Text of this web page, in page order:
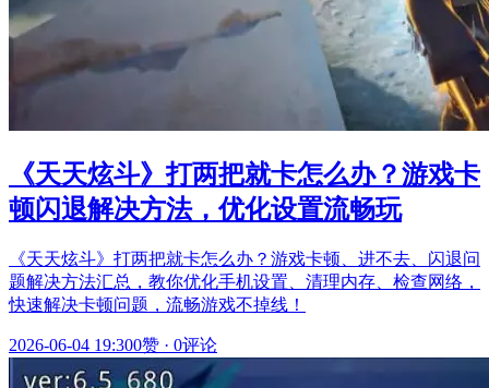
《天天炫斗》打两把就卡怎么办？游戏卡
顿闪退解决方法，优化设置流畅玩
《天天炫斗》打两把就卡怎么办？游戏卡顿、进不去、闪退问
题解决方法汇总，教你优化手机设置、清理内存、检查网络，
快速解决卡顿问题，流畅游戏不掉线！
2026-06-04 19:300赞 · 0评论